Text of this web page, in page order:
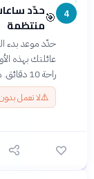
4
🎯حدّد
منتظمة
راحة 10 دقائق. هذا يحافظ على تركيزك ويمنع الإرهاق.
⚠️لا تعمل
🎯
6سؤال 🟡 متوسط